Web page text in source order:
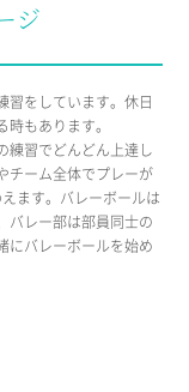
ジ
習をしています。休日
もあります。
練習でどんどん上達し
チーム全体でプレーが
ます。バレーボールは
バレー部は部員同士の
にバレーボールを始め